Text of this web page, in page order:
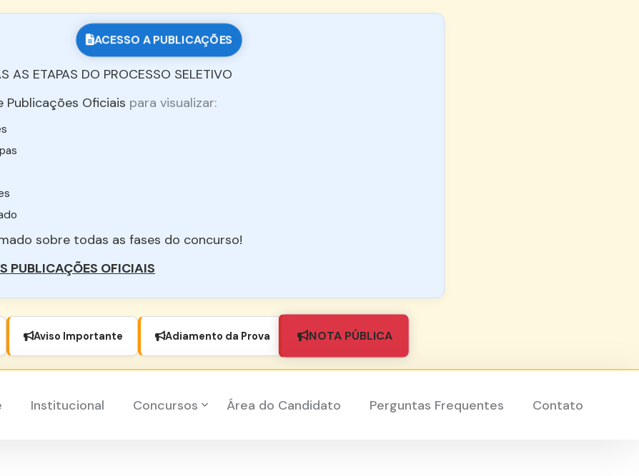
ACESSO A PUBLICAÇÕES
AS ETAPAS DO PROCESSO SELETIVO
Publicações Oficiais para visualizar:
sobre todas as fases do concurso!
PUBLICAÇÕES OFICIAIS
Aviso Importante Adiamento da Prova NOTA PÚBLICA
Institucional Concursos Área do Candidato Perguntas Frequentes Contato